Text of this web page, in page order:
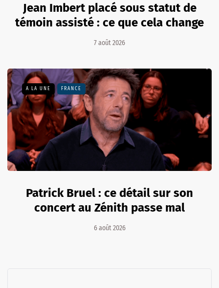
Jean Imbert placé sous statut de
témoin assisté : ce que cela change
7 août 2026
A LA UNE FRANCE
Patrick Bruel : ce détail sur son
concert au Zénith passe mal
6 août 2026